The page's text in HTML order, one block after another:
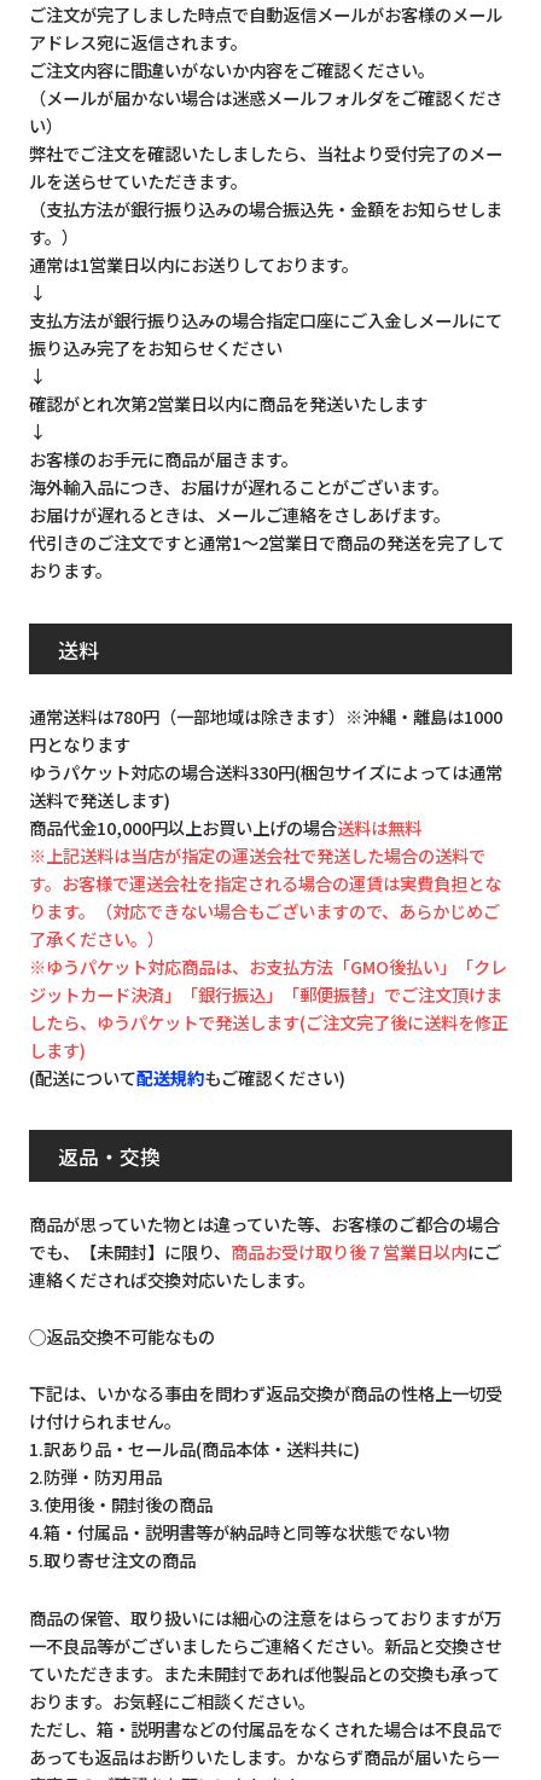
ご注文が完了しました時点で自動返信メールがお客様のメール
アドレス宛に返信されます。
ご注文内容に間違いがないか内容をご確認ください。
（メールが届かない場合は迷惑メールフォルダをご確認くださ
い）
弊社でご注文を確認いたしましたら、当社より受付完了のメー
ルを送らせていただきます。
（支払方法が銀行振り込みの場合振込先・金額をお知らせしま
す。）
通常は1営業日以内にお送りしております。
↓
支払方法が銀行振り込みの場合指定口座にご入金しメールにて
振り込み完了をお知らせください
↓
確認がとれ次第2営業日以内に商品を発送いたします
↓
お客様のお手元に商品が届きます。
海外輸入品につき、お届けが遅れることがございます。
お届けが遅れるときは、メールご連絡をさしあげます。
代引きのご注文ですと通常1～2営業日で商品の発送を完了して
おります。
送料
通常送料は780円（一部地域は除きます）※沖縄・離島は1000
円となります
ゆうパケット対応の場合送料330円(梱包サイズによっては通常
送料で発送します)
商品代金10,000円以上お買い上げの場合送料は無料
※上記送料は当店が指定の運送会社で発送した場合の送料で
す。お客様で運送会社を指定される場合の運賃は実費負担とな
ります。（対応できない場合もございますので、あらかじめご
了承ください。）
※ゆうパケット対応商品は、お支払方法「GMO後払い」「クレ
ジットカード決済」「銀行振込」「郵便振替」でご注文頂けま
したら、ゆうパケットで発送します(ご注文完了後に送料を修正
します)
(配送について配送規約もご確認ください)
返品・交換
商品が思っていた物とは違っていた等、お客様のご都合の場合
でも、【未開封】に限り、 商品お受け取り後７営業日以内にご
連絡くだされば交換対応いたします。
◯返品交換不可能なもの
下記は、いかなる事由を問わず返品交換が商品の性格上一切受
け付けられません。
1.訳あり品・セール品(商品本体・送料共に)
2.防弾・防刃用品
3.使用後・開封後の商品
4.箱・付属品・説明書等が納品時と同等な状態でない物
5.取り寄せ注文の商品
商品の保管、取り扱いには細心の注意をはらっておりますが万
一不良品等がございましたらご連絡ください。新品と交換させ
ていただきます。また未開封であれば他製品との交換も承って
おります。お気軽にご相談ください。
ただし、箱・説明書などの付属品をなくされた場合は不良品で
あっても返品はお断りいたします。かならず商品が届いたら一